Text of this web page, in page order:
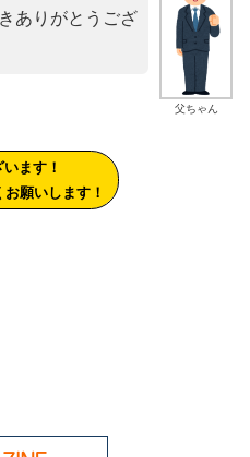
父ちゃん
ありがとうござ
ます！
願いします！